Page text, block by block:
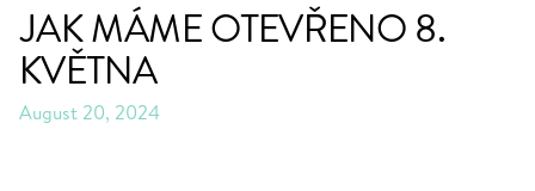
JAK MÁME OTEVŘENO 8.
KVĚTNA
August 20, 2024